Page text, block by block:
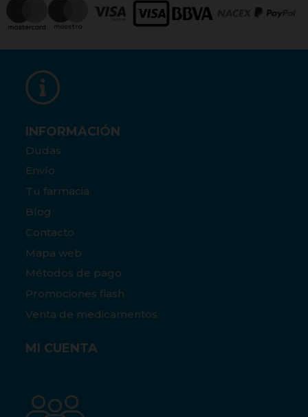
INFORMACIÓN
Dudas
Envío
Tu farmacia
Blog
Contacto
Mapa web
Métodos de pago
Promociones flash
Venta de medicamentos
MI CUENTA